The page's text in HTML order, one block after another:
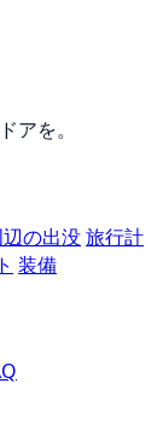
アを。
辺の出没旅行計
装備